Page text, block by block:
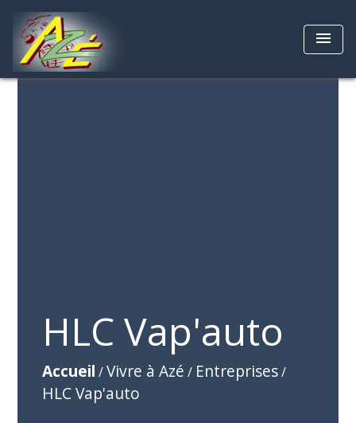
menu
HLC Vap'auto
Accueil /Vivre à Azé / Entreprises/
HLC Vap'auto